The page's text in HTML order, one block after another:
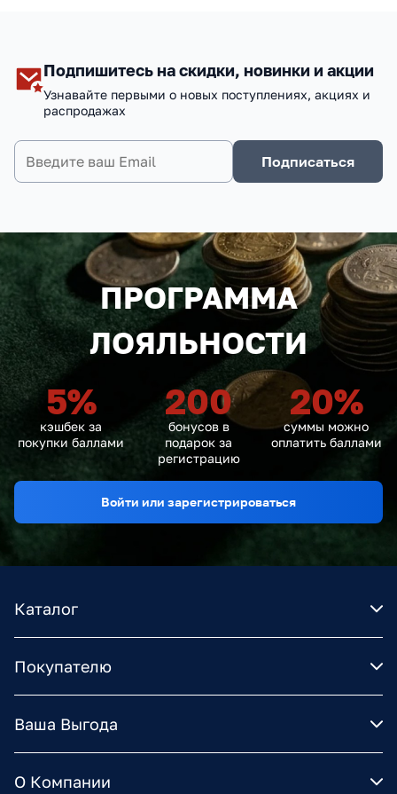
Подпишитесь на скидки, новинки и акции
Узнавайте первыми о новых поступлениях, акциях и
распродажах
Подписаться
ПРОГРАММА
ЛОЯЛЬНОСТИ
5%
кэшбек за
покупки баллами
200
бонусов в
подарок за
регистрацию
20%
суммы можно
оплатить баллами
Войти или зарегистрироваться
Каталог
Покупателю
Ваша Выгода
О Компании